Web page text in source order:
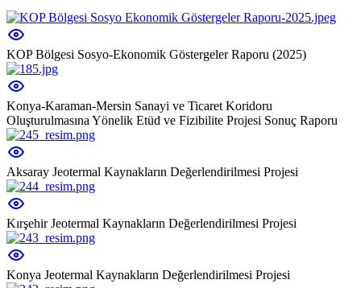
KOP Bölgesi Sosyo-Ekonomik Göstergeler Raporu (2025)
Konya-Karaman-Mersin Sanayi ve Ticaret Koridoru
Oluşturulmasına Yönelik Etüd ve Fizibilite Projesi Sonuç Raporu
Aksaray Jeotermal Kaynakların Değerlendirilmesi Projesi
Kırşehir Jeotermal Kaynakların Değerlendirilmesi Projesi
Konya Jeotermal Kaynakların Değerlendirilmesi Projesi